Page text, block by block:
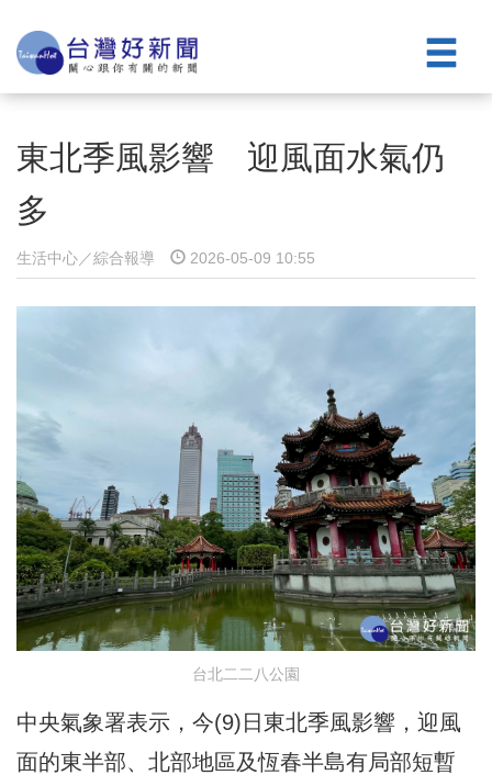
東北季風影響 迎風面水氣仍
多
生活中心／綜合報導 2026-05-09 10:55
台北二二八公園
中央氣象署表示，今(9)日東北季風影響，迎風
面的東半部、北部地區及恆春半島有局部短暫